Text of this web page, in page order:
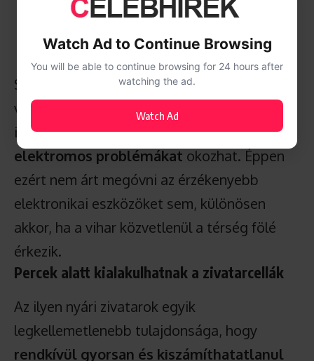
Sokan még mindig alábecsülik a villámlás
veszélyét, pedig egyetlen közeli becsapódás
is
személyi sérülést, anyagi kárt és
elektromos problémákat okozhat. Éppen
ezért nem árt megóvni az érzékenyebb
elektronikai eszközöket sem, különösen
akkor, ha a vihar közvetlenül a térség fölé
érkezik.
Percek alatt kialakulhatnak a zivatarcellák
Az ilyen nyári zivatarok egyik
legkellemetlenebb tulajdonsága, hogy
rendkívül gyorsan és kiszámíthatatlanul
Watch Ad to Continue Browsing
You will be able to continue browsing for 24 hours after
watching the ad.
Watch Ad